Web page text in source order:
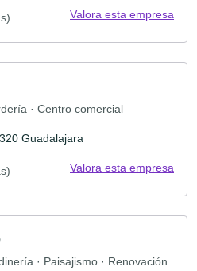
Valora esta empresa
· Centro comercial
Guadalajara
Valora esta empresa
· Paisajismo · Renovación